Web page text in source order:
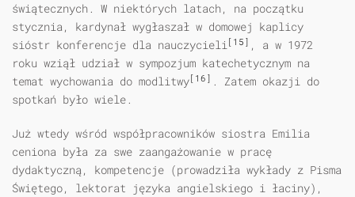
świątecznych. W niektórych latach, na początku
stycznia, kardynał wygłaszał w domowej kaplicy
sióstr konferencje dla nauczycieli [15] , a w 1972
roku wziął udział w sympozjum katechetycznym na
temat wychowania do modlitwy [16] . Zatem okazji do
spotkań było wiele.
Już wtedy wśród współpracowników siostra Emilia
ceniona była za swe zaangażowanie w pracę
dydaktyczną, kompetencje (prowadziła wykłady z Pisma
Świętego, lektorat języka angielskiego i łaciny),